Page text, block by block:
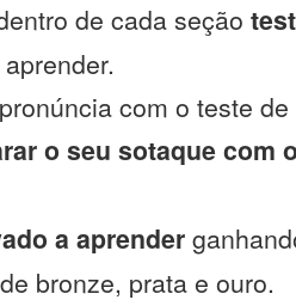
de cada seção
com o teste
o seu sotaque com
a aprender
bronze, prata e ouro.